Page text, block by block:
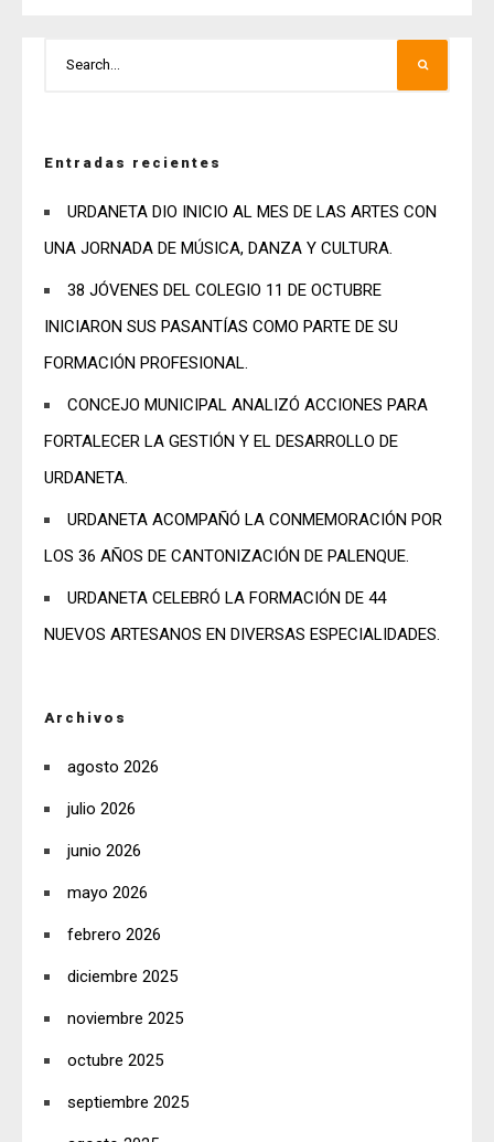
Entradas recientes
URDANETA DIO INICIO AL MES DE LAS ARTES CON
UNA JORNADA DE MÚSICA, DANZA Y CULTURA.
38 JÓVENES DEL COLEGIO 11 DE OCTUBRE
INICIARON SUS PASANTÍAS COMO PARTE DE SU
FORMACIÓN PROFESIONAL.
CONCEJO MUNICIPAL ANALIZÓ ACCIONES PARA
FORTALECER LA GESTIÓN Y EL DESARROLLO DE
URDANETA.
URDANETA ACOMPAÑÓ LA CONMEMORACIÓN POR
LOS 36 AÑOS DE CANTONIZACIÓN DE PALENQUE.
URDANETA CELEBRÓ LA FORMACIÓN DE 44
NUEVOS ARTESANOS EN DIVERSAS ESPECIALIDADES.
Archivos
agosto 2026
julio 2026
junio 2026
mayo 2026
febrero 2026
diciembre 2025
noviembre 2025
octubre 2025
septiembre 2025